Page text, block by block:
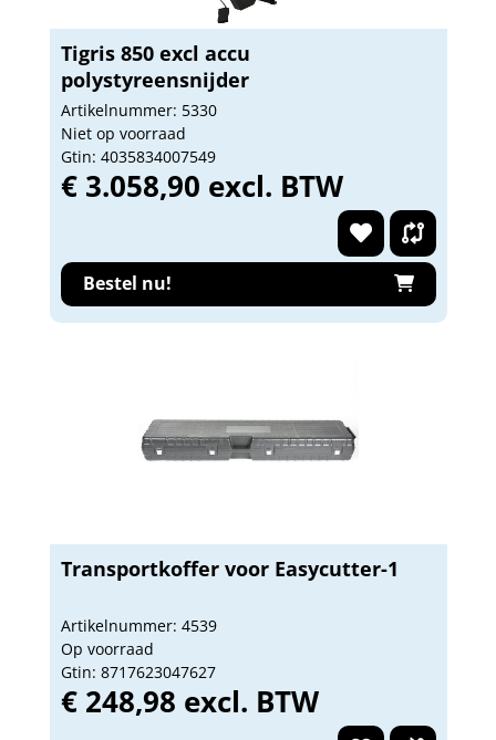
Tigris 850 excl accu
polystyreensnijder
Artikelnummer: 5330
Niet op voorraad
Gtin: 4035834007549
€ 3.058,90 excl. BTW
Bestel nu!
Transportkoffer voor Easycutter-1
Artikelnummer: 4539
Op voorraad
Gtin: 8717623047627
€ 248,98 excl. BTW